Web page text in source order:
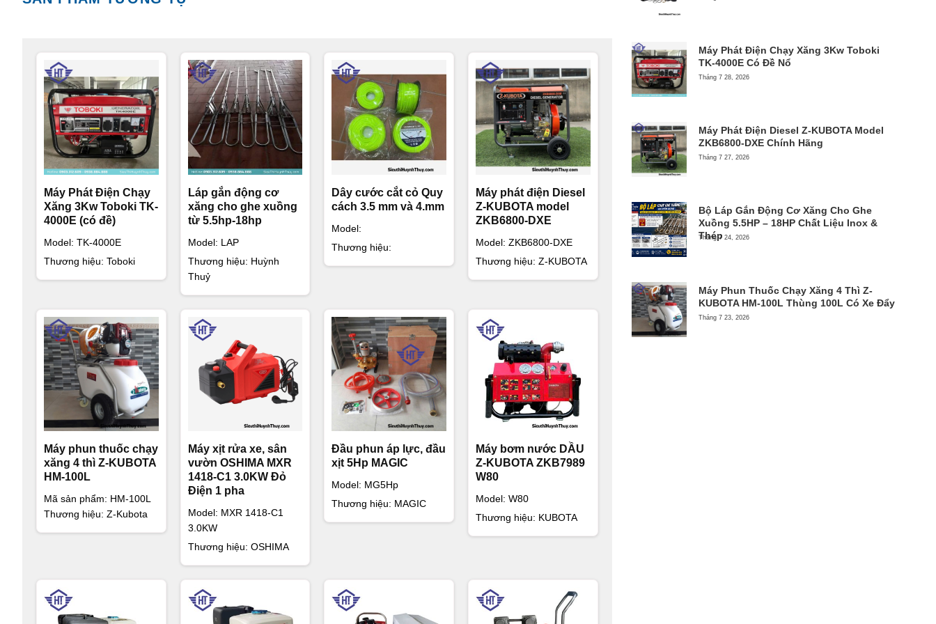
Máy Phát Điện Chạy
Xăng 3Kw Toboki TK-
4000E (có đề)
Model: TK-4000E
Thương hiệu: Toboki
Láp gắn động cơ
xăng cho ghe xuồng
từ 5.5hp-18hp
Model: LAP
Thương hiệu: Huỳnh
Thuỷ
Dây cước cắt cỏ Quy
cách 3.5 mm và 4.mm
Model:
Thương hiệu:
Máy phát điện Diesel
Z-KUBOTA model
ZKB6800-DXE
Model: ZKB6800-DXE
Thương hiệu: Z-KUBOTA
Máy phun thuốc chạy
xăng 4 thì Z-KUBOTA
HM-100L
Mã sản phẩm: HM-100L
Thương hiệu: Z-Kubota
Máy xịt rửa xe, sân
vườn OSHIMA MXR
1418-C1 3.0KW Đỏ
Điện 1 pha
Model: MXR 1418-C1
3.0KW
Thương hiệu: OSHIMA
Đầu phun áp lực, đầu
xịt 5Hp MAGIC
Model: MG5Hp
Thương hiệu: MAGIC
Máy bơm nước DẦU
Z-KUBOTA ZKB7989
W80
Model: W80
Thương hiệu: KUBOTA
Máy Phát Điện Chạy Xăng 3Kw Toboki
TK-4000E Có Đề Nổ
Tháng 7 28, 2026
Máy Phát Điện Diesel Z-KUBOTA Model
ZKB6800-DXE Chính Hãng
Tháng 7 27, 2026
Bộ Láp Gắn Động Cơ Xăng Cho Ghe
Xuồng 5.5HP – 18HP Chất Liệu Inox &
Thép
Tháng 7 24, 2026
Máy Phun Thuốc Chạy Xăng 4 Thì Z-
KUBOTA HM-100L Thùng 100L Có Xe Đẩy
Tháng 7 23, 2026